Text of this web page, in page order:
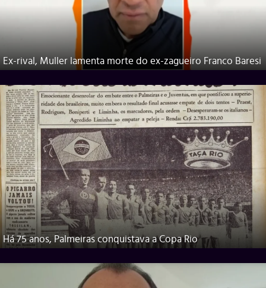
Ex-rival, Muller lamenta morte do ex-zagueiro Franco Baresi
Há 75 anos, Palmeiras conquistava a Copa Rio